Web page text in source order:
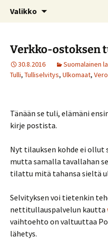
©
Kotimaiseen lasiin
Valikko
Verkko-ostoksen
30.8.2016 Suomalainen
Tulli, Tulliselvitys, Ulkomaat, Vero
Tänään se tuli, elämäni
kirje postista.
Nyt tilauksen kohde ei ollut
mutta samalla tavallahan
tilattu mitä tahansa sieltä
Selvityksen voi tietenkin
nettitullauspalvelun kautta
vaihtoehto on valtuuttaa
lähetys.